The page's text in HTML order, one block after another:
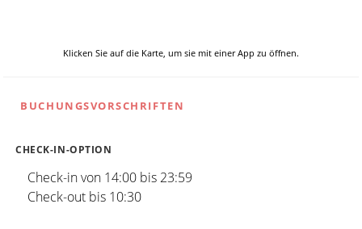
Klicken Sie auf die Karte, um sie mit einer App zu öffnen.
BUCHUNGSVORSCHRIFTEN
CHECK-IN-OPTION
Check-in von 14:00 bis 23:59
Check-out bis 10:30